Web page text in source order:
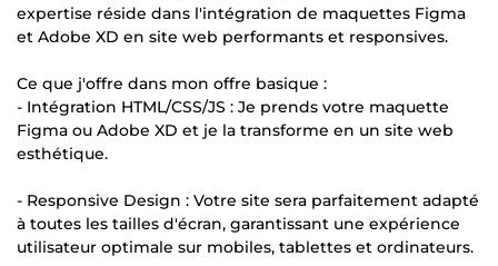
expertise réside dans l'intégration de maquettes Figma
et Adobe XD en site web performants et responsives.
Ce que j'offre dans mon offre basique :
- Intégration HTML/CSS/JS : Je prends votre maquette
Figma ou Adobe XD et je la transforme en un site web
esthétique.
- Responsive Design : Votre site sera parfaitement adapté
à toutes les tailles d'écran, garantissant une expérience
utilisateur optimale sur mobiles, tablettes et ordinateurs.